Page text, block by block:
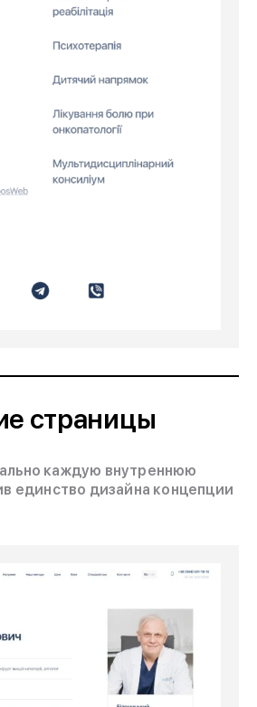
страницы
каждую внутреннюю
единство дизайна концепции